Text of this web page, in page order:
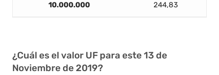
10.000.000 244,83
¿Cuál es el valor UF para este 13 de
Noviembre de 2019?